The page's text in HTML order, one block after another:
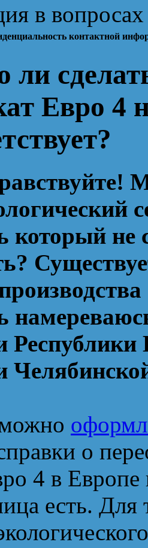
в вопросах
контактной
ли
Евро 4
который не
о
4 в
есть. Для